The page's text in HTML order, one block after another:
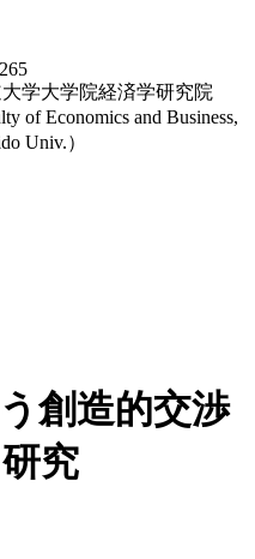
学大学院経済学研究院
of Economics and Business,
Univ.）
創造的交渉
究